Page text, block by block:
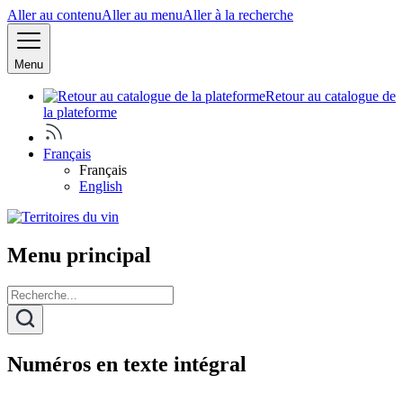
Aller au contenuAller au menuAller à la recherche
Menu
Retour au catalogue de
la plateforme
Français
Français
English
Menu principal
Numéros en texte intégral